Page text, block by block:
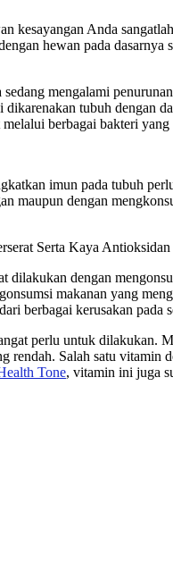
kesayangan Anda
hewan pada dasarnya
mengalami
tubuh dengan
berbagai bakteri
imun pada tubuh
maupun dengan
Serta Kaya Antioksidan
dilakukan dengan
makanan yang
berbagai kerusakan pada
perlu untuk dilakukan.
rendah. Salah satu vitamin
Tone, vitamin ini juga